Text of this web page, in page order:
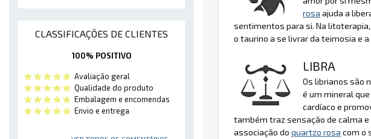
CLASSIFICAÇÕES DE CLIENTES
100% POSITIVO
Avaliação geral
Qualidade do produto
Embalagem e encomendas
Envio e entrega
rosa ajuda a
sentimentos para si. Na
o taurino a se livrar da teimosia e
LIBRA
Os librianos são
é um mineral
cardíaco e
também traz sensação de calma
associação do quartzo rosa com o